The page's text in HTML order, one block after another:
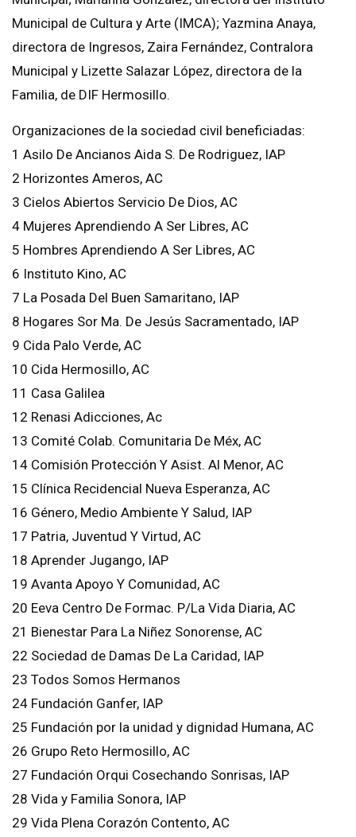
Municipal de Cultura y Arte (IMCA); Yazmina Anaya,
directora de Ingresos, Zaira Fernández, Contralora
Municipal y Lizette Salazar López, directora de la
Familia, de DIF Hermosillo.
Organizaciones de la sociedad civil beneficiadas:
1 Asilo De Ancianos Aida S. De Rodriguez, IAP
2 Horizontes Ameros, AC
3 Cielos Abiertos Servicio De Dios, AC
4 Mujeres Aprendiendo A Ser Libres, AC
5 Hombres Aprendiendo A Ser Libres, AC
6 Instituto Kino, AC
7 La Posada Del Buen Samaritano, IAP
8 Hogares Sor Ma. De Jesús Sacramentado, IAP
9 Cida Palo Verde, AC
10 Cida Hermosillo, AC
11 Casa Galilea
12 Renasi Adicciones, Ac
13 Comité Colab. Comunitaria De Méx, AC
14 Comisión Protección Y Asist. Al Menor, AC
15 Clínica Recidencial Nueva Esperanza, AC
16 Género, Medio Ambiente Y Salud, IAP
17 Patria, Juventud Y Virtud, AC
18 Aprender Jugango, IAP
19 Avanta Apoyo Y Comunidad, AC
20 Eeva Centro De Formac. P/La Vida Diaria, AC
21 Bienestar Para La Niñez Sonorense, AC
22 Sociedad de Damas De La Caridad, IAP
23 Todos Somos Hermanos
24 Fundación Ganfer, IAP
25 Fundación por la unidad y dignidad Humana, AC
26 Grupo Reto Hermosillo, AC
27 Fundación Orqui Cosechando Sonrisas, IAP
28 Vida y Familia Sonora, IAP
29 Vida Plena Corazón Contento, AC